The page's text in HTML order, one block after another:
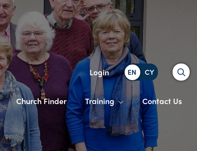
Login Search
Church Finder Training Contact Us